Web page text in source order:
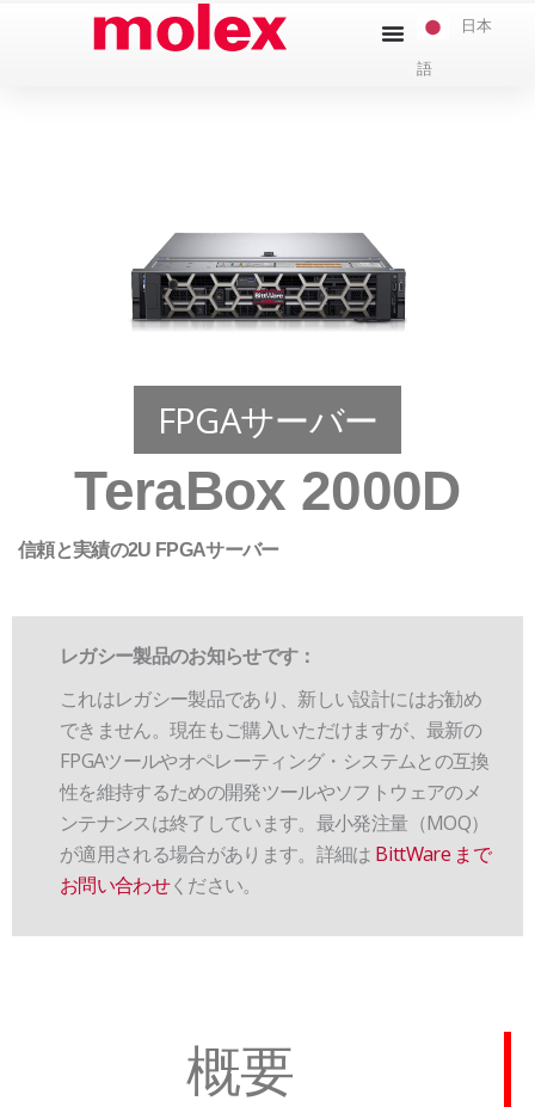
日本
語
FPGAサーバー
TeraBox 2000D
信頼と実績の2U FPGAサーバー
レガシー製品のお知らせです：
これはレガシー製品であり、新しい設計にはお勧め
できません。現在もご購入いただけますが、最新の
FPGAツールやオペレーティング・システムとの互換
性を維持するための開発ツールやソフトウェアのメ
ンテナンスは終了しています。最小発注量（MOQ）
が適用される場合があります。詳細は BittWare まで
お問い合わせください。
概要